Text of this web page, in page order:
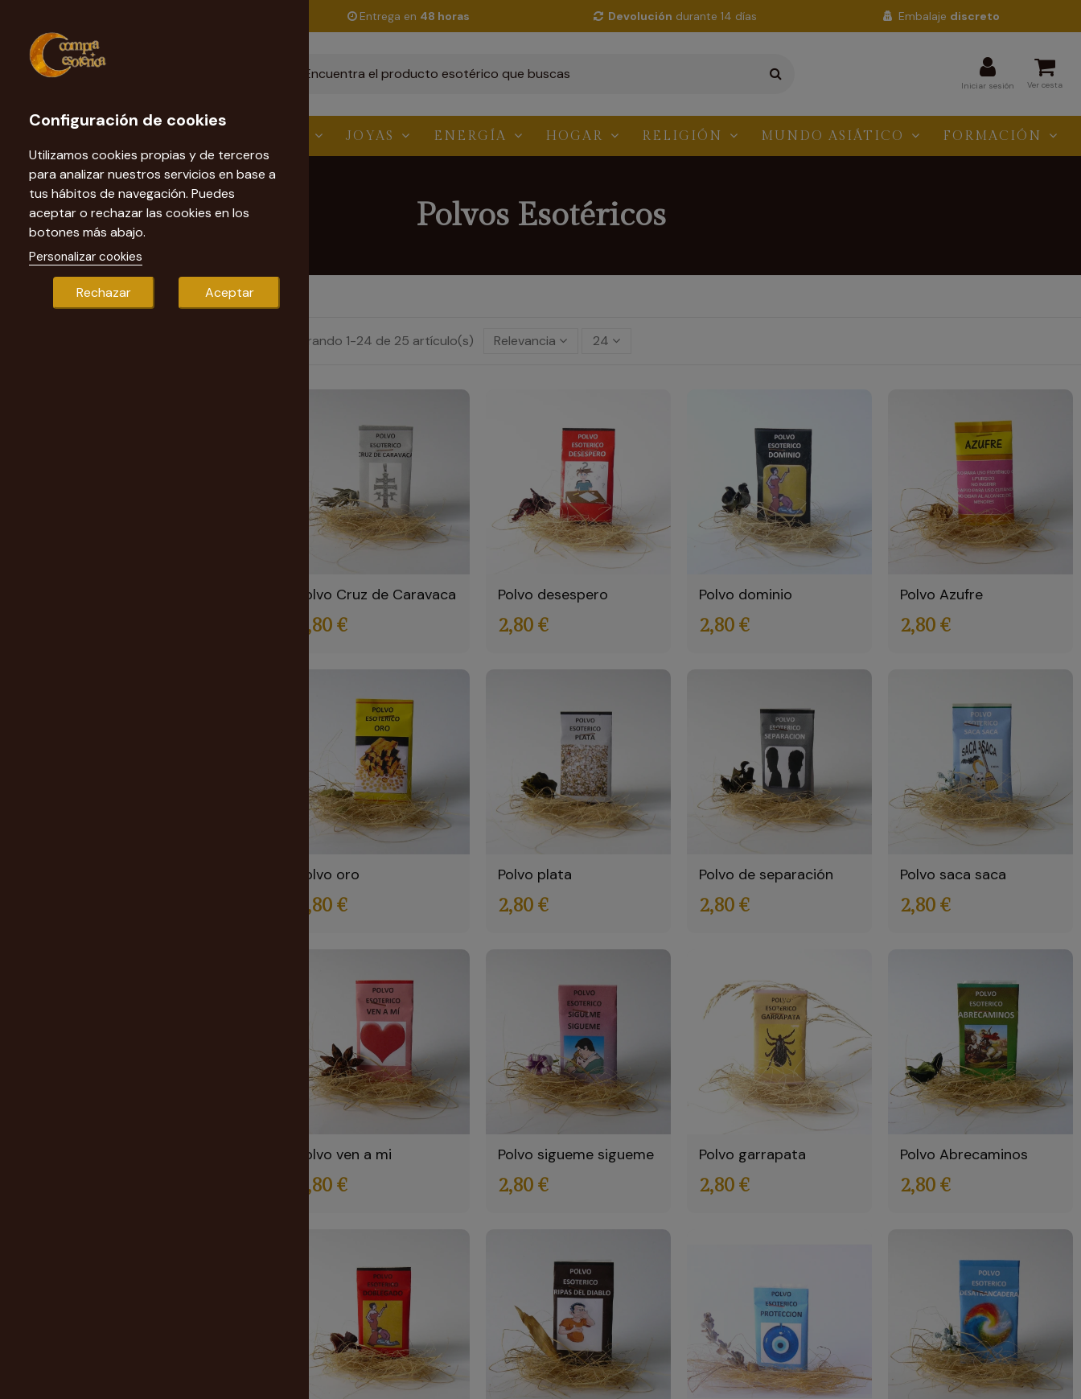
Entrega en 48 horas Devolución durante 14 días Embalaje discreto
Iniciar sesión Ver cesta
JOYAS ENERGÍA HOGAR RELIGIÓN MUNDO ASIÁTICO FORMACIÓN
Polvos Esotéricos
Mostrando 1-24 de 25 artículo(s) Relevancia 24
Polvo Cruz de Caravaca
2,80 €
Polvo desespero
2,80 €
Polvo dominio
2,80 €
Polvo Azufre
2,80 €
Polvo oro
2,80 €
Polvo plata
2,80 €
Polvo de separación
2,80 €
Polvo saca saca
2,80 €
Polvo ven a mi
2,80 €
Polvo sigueme sigueme
2,80 €
Polvo garrapata
2,80 €
Polvo Abrecaminos
2,80 €
Configuración de cookies
Utilizamos cookies propias y de terceros
para analizar nuestros servicios en base a
tus hábitos de navegación. Puedes
aceptar o rechazar las cookies en los
botones más abajo.
Personalizar cookies
Rechazar Aceptar